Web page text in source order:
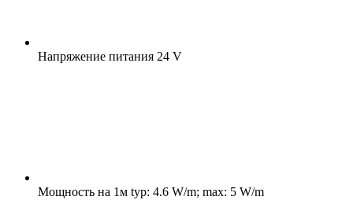
Напряжение питания 24 V
Мощность на 1м typ: 4.6 W/m; max: 5 W/m